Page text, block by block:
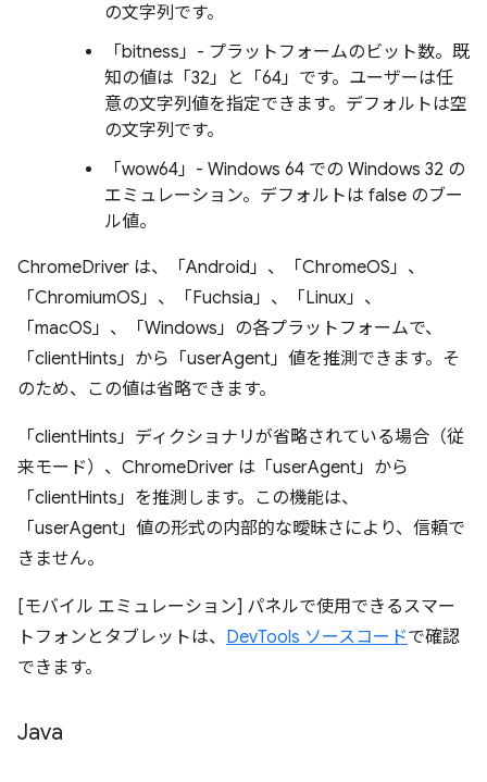
の文字列です。
「bitness」- プラットフォームのビット数。既
知の値は「32」と「64」です。ユーザーは任
意の文字列値を指定できます。デフォルトは空
の文字列です。
「wow64」- Windows 64 での Windows 32 の
エミュレーション。デフォルトは false のブー
ル値。
ChromeDriver は、「Android」、「ChromeOS」、
「ChromiumOS」、「Fuchsia」、「Linux」、
「macOS」、「Windows」の各プラットフォームで、
「clientHints」から「userAgent」値を推測できます。そ
のため、この値は省略できます。
「clientHints」ディクショナリが省略されている場合（従
来モード）、ChromeDriver は「userAgent」から
「clientHints」を推測します。この機能は、
「userAgent」値の形式の内部的な曖昧さにより、信頼で
きません。
[モバイル エミュレーション] パネルで使用できるスマー
トフォンとタブレットは、 DevTools ソースコードで確認
できます。
Java